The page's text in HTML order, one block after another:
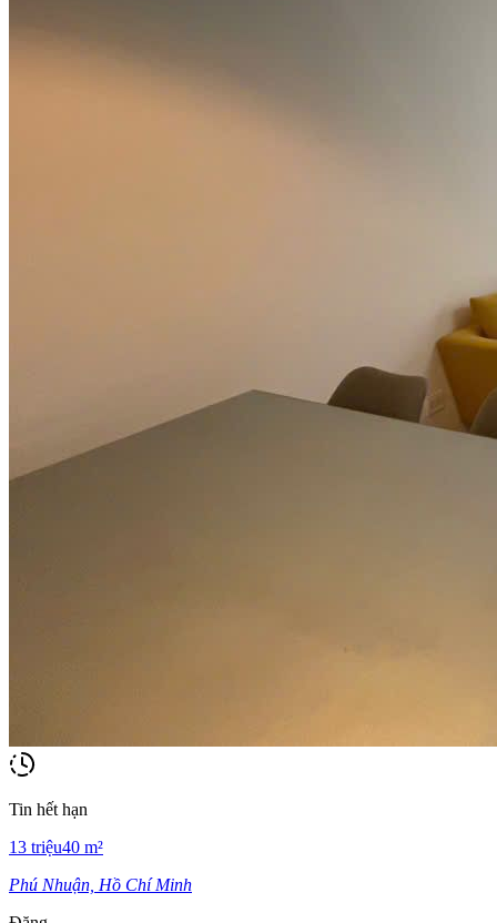
Tin hết hạn
13 triệu40 m²
Phú Nhuận, Hồ Chí Minh